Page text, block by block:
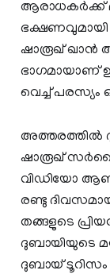
ആരാധകര്‍ക്ക്
ഭക്ഷണവുമായി
ഷാരൂഖ് ഖാൻ
ഭാഗമായാണ്
വെച്ച് പരസ്യം
അത്തരത്തിൽ
ഷാരൂഖ്
വിഡിയോ
രണ്ടു
തങ്ങളുടെ
ദുബായിയുടെ
ദുബായ്